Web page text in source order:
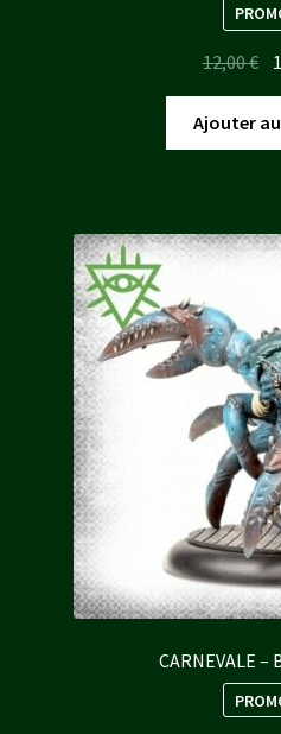
12,00€ Le
Ajouter
CARNEVALE –